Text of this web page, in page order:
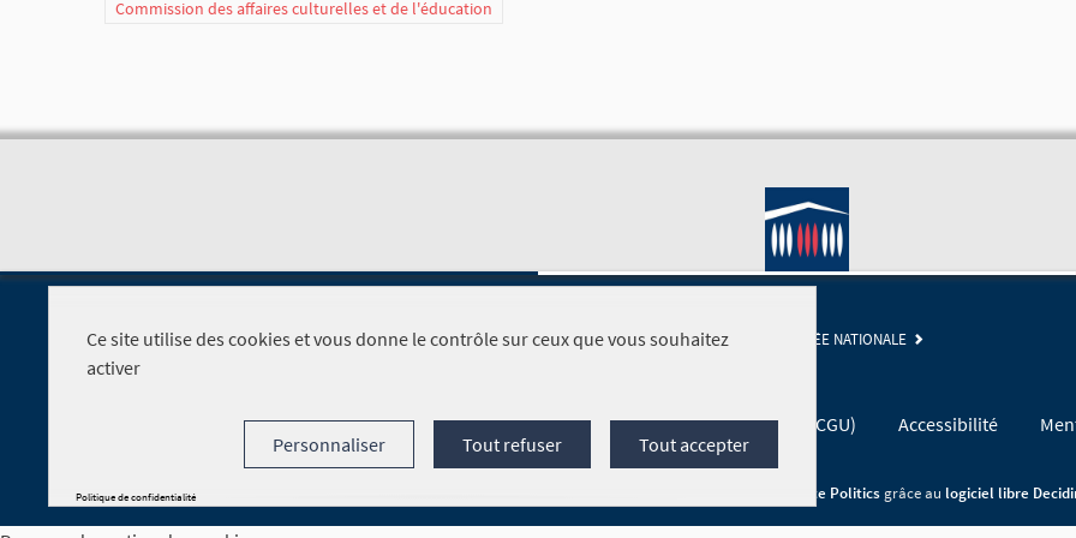
Commission des affaires culturelles et de l'éducation
SITE DE L'ASSEMBLÉE NATIONALE
Foire aux questions Conditions générales d'utilisation (CGU) Accessibilité
Open Source Politicsgrâce au logiciel libre
Ce site utilise des cookies et vous donne le contrôle sur ceux que vous souhaitez
activer
Tout accepter
Tout refuser
Personnaliser
Politique de confidentialité